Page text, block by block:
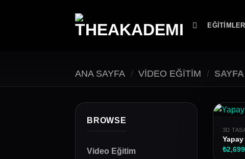
ANA SAYFA / VIDEO EĞITIM /
BROWSE
Video Eğitim
3D
₺2,699